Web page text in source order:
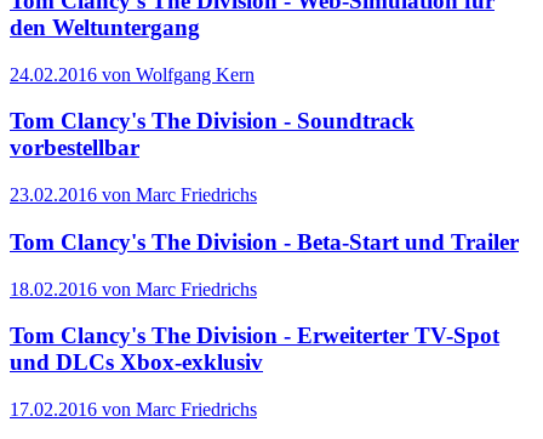
den Weltuntergang
24.02.2016 von Wolfgang Kern
Tom Clancy's The Division - Soundtrack
vorbestellbar
23.02.2016 von Marc Friedrichs
Tom Clancy's The Division - Beta-Start und Trailer
18.02.2016 von Marc Friedrichs
Tom Clancy's The Division - Erweiterter TV-Spot
und DLCs Xbox-exklusiv
17.02.2016 von Marc Friedrichs